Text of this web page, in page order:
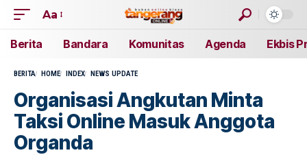
Aa
Berita Bandara Komunitas Agenda Ekbis
BERITA HOME INDEX NEWS UPDATE
Organisasi Angkutan Minta
Taksi Online Masuk Anggota
Organda